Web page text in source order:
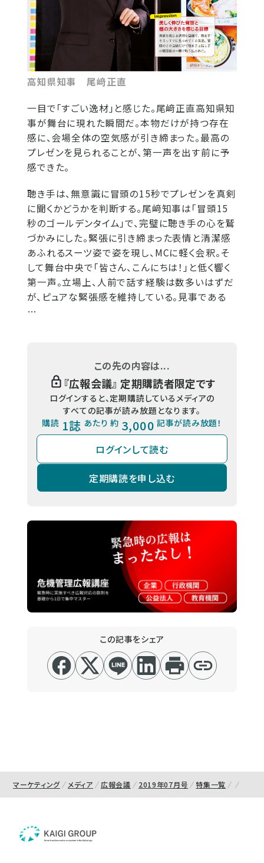
高知県知事 尾﨑正直
一目で「すごい逸材」と感じた。尾﨑正直高知県知
事が舞台に現れた瞬間だ。本物だけが持つ存在
感に、会場全体の空気感が引き締まった。最高の
プレゼンを見られることが、第一声を出す前に予
感できた。
聴き手は、無意識に冒頭の15秒でプレゼンを真剣
に聞くかどうかを判断する。尾﨑知事は「冒頭15
秒のゴールデンタイム」で、完璧に聴き手の心を鷲
づかみにした。緊張に引き締まった表情と清潔感
あふれるスーツ姿で姿を現し、MCに軽く会釈。そ
して舞台中央で「皆さん、こんにちは！」と低く響く
第一声。立場上、人前で話す経験は数多いはずだ
が、ピュアな緊張感を維持している。見事である
…
この先の内容は...
『広報会議』 定期購読者限定です
ログインすると、定期購読しているメディアの
すべての記事が読み放題となります。
購読 1誌 あたり 約 3,000 記事が読み放題！
ログインして読む
定期購読を申し込む
この記事をシェア
マーケティング メディア 広報会議 2019年07月号 特集一覧